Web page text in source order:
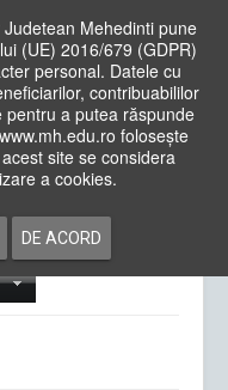
Mehedinti pune
(UE) 2016/679 (GDPR)
personal. Datele cu
contribuabililor
a putea răspunde
folosește
site se considera
a cookies.
DE ACORD